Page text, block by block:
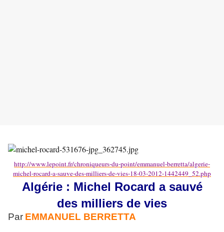
http://www.lepoint.fr/chroniqueurs-du-point/emmanuel-berretta/algerie-
michel-rocard-a-sauve-des-milliers-de-vies-18-03-2012-1442449_52.php
Algérie : Michel Rocard a sauvé
des milliers de vies
Par EMMANUEL BERRETTA